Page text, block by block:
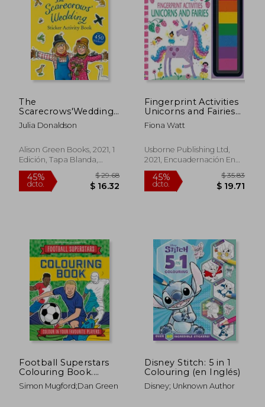
45%
dcto.
$ 33.75
$ 18.56
45%
dcto.
The
Scarecrows'Wedding
Sticker Activity Book
(en Inglés)
Julia Donaldson
Alison Green Books, 2021, 1
Edición, Tapa Blanda,
Nuevo
Fingerprint Activities
Unicorns and Fairies
(en Inglés)
Fiona Watt
Usborne Publishing Ltd,
2021, Encuadernación En
Espiral, Nuevo
Football Superstars
Colouring Book.
100% Independent
and Unofficial (en
Simon Mugford;Dan Green
Disney Stitch: 5 in 1
Colouring (en Inglés)
Disney; Unknown Author